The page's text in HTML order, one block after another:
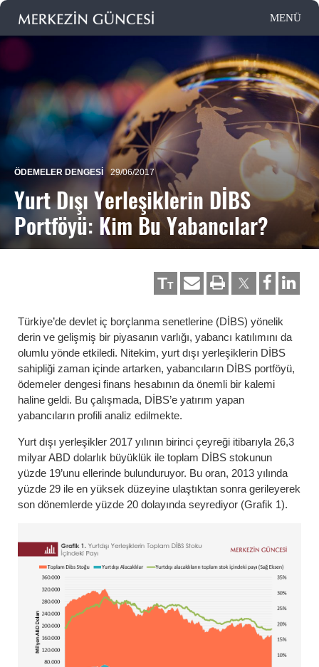
ÖDEMELER DENGESI 29/06/2017
Yurt Dışı Yerleşiklerin DİBS
Portföyü: Kim Bu Yabancılar?
TT
Türkiye’de devlet iç borçlanma senetlerine (DİBS) yönelik
derin ve gelişmiş bir piyasanın varlığı, yabancı katılımını da
olumlu yönde etkiledi. Nitekim, yurt dışı yerleşiklerin DİBS
sahipliği zaman içinde artarken, yabancıların DİBS portföyü,
ödemeler dengesi finans hesabının da önemli bir kalemi
haline geldi. Bu çalışmada, DİBS’e yatırım yapan
yabancıların profili analiz edilmekte.
Yurt dışı yerleşikler 2017 yılının birinci çeyreği itibarıyla 26,3
milyar ABD dolarlık büyüklük ile toplam DİBS stokunun
yüzde 19’unu ellerinde bulunduruyor. Bu oran, 2013 yılında
yüzde 29 ile en yüksek düzeyine ulaştıktan sonra gerileyerek
son dönemlerde yüzde 20 dolayında seyrediyor (Grafik 1).